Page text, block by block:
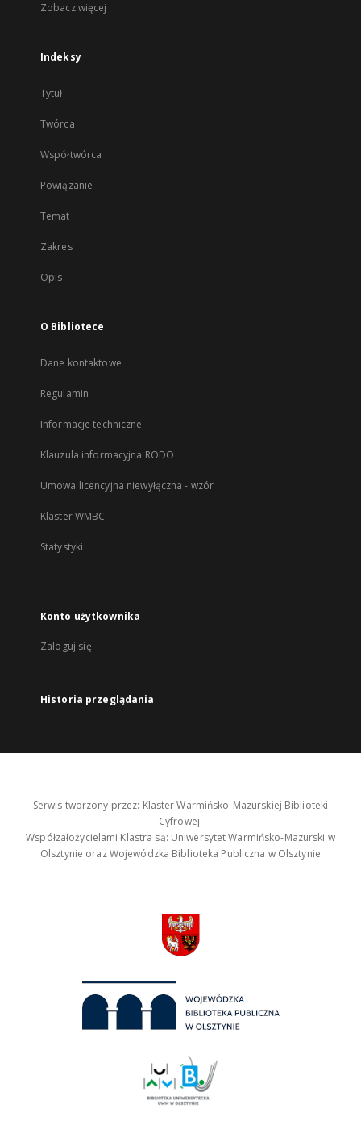
Zobacz więcej
Indeksy
Tytuł
Twórca
Współtwórca
Powiązanie
Temat
Zakres
Opis
O Bibliotece
Dane kontaktowe
Regulamin
Informacje techniczne
Klauzula informacyjna RODO
Umowa licencyjna niewyłączna - wzór
Klaster WMBC
Statystyki
Konto użytkownika
Zaloguj się
Historia przeglądania
Serwis tworzony przez: Klaster Warmińsko-Mazurskiej Biblioteki
Cyfrowej.
Współzałożycielami Klastra są: Uniwersytet Warmińsko-Mazurski w
Olsztynie oraz Wojewódzka Biblioteka Publiczna w Olsztynie